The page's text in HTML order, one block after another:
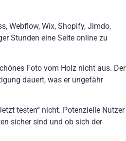
Webflow, Wix, Shopify, Jimdo,
Stunden eine Seite online zu
Foto vom Holz nicht aus. Der
dauert, was er ungefähr
testen“ nicht. Potenzielle Nutzer
sicher sind und ob sich der